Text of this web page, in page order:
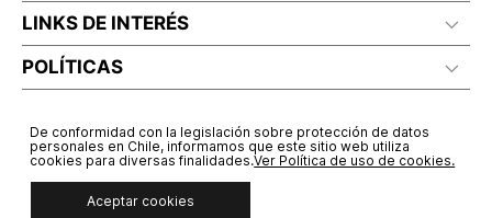
LINKS DE INTERÉS
POLÍTICAS
De conformidad con la legislación sobre protección de datos
personales en Chile, informamos que este sitio web utiliza
cookies para diversas finalidades.Ver Política de uso de cookies.
Aceptar cookies